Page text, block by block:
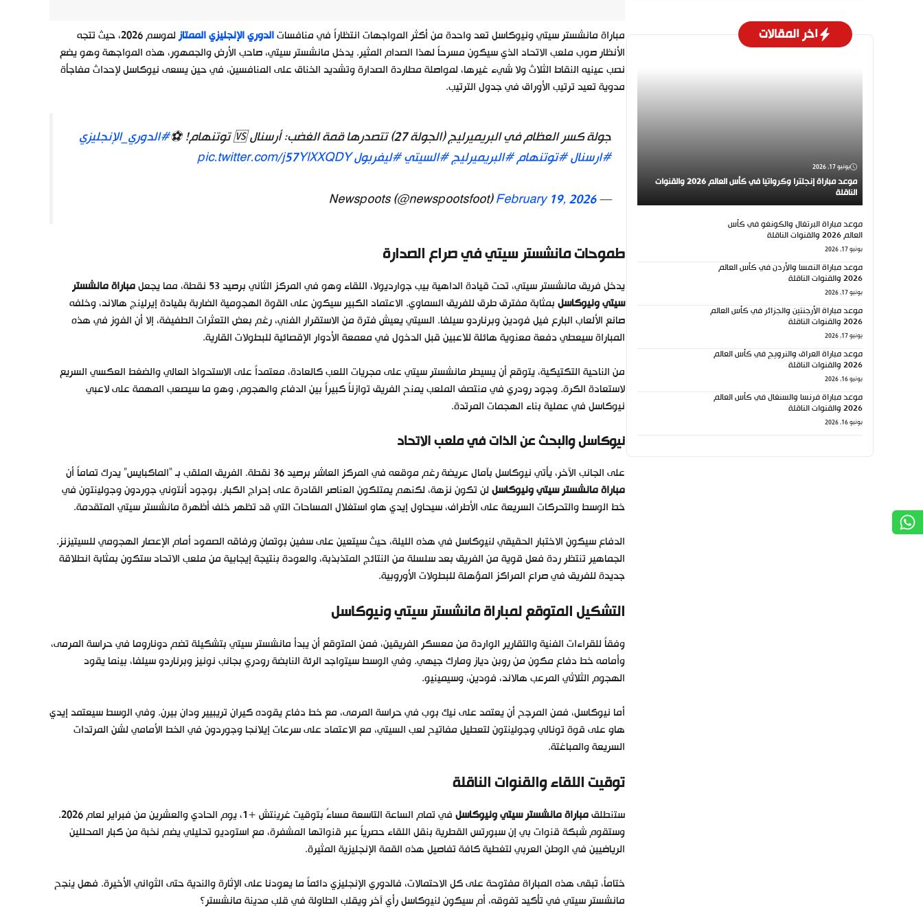
مباراة مانشستر سيتي ونيوكاسل تعد واحدة من أكثر المواجهات انتظاراً في منافساتالدوري الإنجليزي الممتاز
لموسم 2026، حيث تتجه
الأنظار صوب ملعب الاتحاد الذي سيكون مسرحاً لهذا الصدام المثير. يدخل مانشستر سيتي، صاحب الأرض والجمهور، هذه المواجهة وهو يضع
نصب عينيه النقاط الثلاث ولا شيء غيرها، لمواصلة مطاردة الصدارة وتشديد الخناق على المنافسين، في حين يسعى نيوكاسل لإحداث مفاجأة
مدوية تعيد ترتيب الأوراق في جدول الترتيب.
جولة كسر العظام في البريميرليج (الجولة 27) تتصدرها قمة الغضب: أرسنال 🆚 توتنهام! ⚽
#الدوري_الإنجليزي
#ارسنال#توتنهام#البريميرليج#السيتي#ليفربولpic.twitter.com/j57YlXXQDY
— Newspoots (@newspootsfoot)
February 19, 2026
طموحات مانشستر سيتي في صراع الصدارة
يدخل فريق مانشستر سيتي، تحت قيادة الداهية بيب جوارديولا، اللقاء وهو في المركز الثاني برصيد 53 نقطة، مما يجعل
مباراة مانشستر
سيتي ونيوكاسلبمثابة مفترق طرق للفريق السماوي. الاعتماد الكبير سيكون على القوة الهجومية الضاربة بقيادة إيرلينج هالاند، وخلفه
صانع الألعاب البارع فيل فودين وبرناردو سيلفا. السيتي يعيش فترة من الاستقرار الفني، رغم بعض التعثرات الطفيفة، إلا أن الفوز في هذه
المباراة سيعطي دفعة معنوية هائلة للاعبين قبل الدخول في معمعة الأدوار الإقصائية للبطولات القارية.
من الناحية التكتيكية، يتوقع أن يسيطر مانشستر سيتي على مجريات اللعب كالعادة، معتمداً على الاستحواذ العالي والضغط العكسي السريع
لاستعادة الكرة. وجود رودري في منتصف الملعب يمنح الفريق توازناً كبيراً بين الدفاع والهجوم، وهو ما سيصعب المهمة على لاعبي
نيوكاسل في عملية بناء الهجمات المرتدة.
نيوكاسل والبحث عن الذات في ملعب الاتحاد
على الجانب الآخر، يأتي نيوكاسل بآمال عريضة رغم موقعه في المركز العاشر برصيد 36 نقطة. الفريق الملقب بـ “الماكبايس” يدرك تماماً أن
مباراة مانشستر سيتي ونيوكاسللن تكون نزهة، لكنهم يمتلكون العناصر القادرة على إحراج الكبار. بوجود أنتوني جوردون وجولينتون في
خط الوسط والتحركات السريعة على الأطراف، سيحاول إيدي هاو استغلال المساحات التي قد تظهر خلف أظهرة مانشستر سيتي المتقدمة.
الدفاع سيكون الاختبار الحقيقي لنيوكاسل في هذه الليلة، حيث سيتعين على سفين بوتمان ورفاقه الصمود أمام الإعصار الهجومي للسيتيزنز.
الجماهير تنتظر ردة فعل قوية من الفريق بعد سلسلة من النتائج المتذبذبة، والعودة بنتيجة إيجابية من ملعب الاتحاد ستكون بمثابة انطلاقة
جديدة للفريق في صراع المراكز المؤهلة للبطولات الأوروبية.
التشكيل المتوقع لمباراة مانشستر سيتي ونيوكاسل
وفقاً للقراءات الفنية والتقارير الواردة من معسكر الفريقين، فمن المتوقع أن يبدأ مانشستر سيتي بتشكيلة تضم دوناروما في حراسة المرمى،
وأمامه خط دفاع مكون من روبن دياز ومارك جيهي. وفي الوسط سيتواجد الرئة النابضة رودري بجانب نونيز وبرناردو سيلفا، بينما يقود
الهجوم الثلاثي المرعب هالاند، فودين، وسيمينيو.
أما نيوكاسل، فمن المرجح أن يعتمد على نيك بوب في حراسة المرمى، مع خط دفاع يقوده كيران تريبيير ودان بيرن. وفي الوسط سيعتمد إيدي
هاو على قوة تونالي وجولينتون لتعطيل مفاتيح لعب السيتي، مع الاعتماد على سرعات إيلانجا وجوردون في الخط الأمامي لشن المرتدات
السريعة والمباغتة.
توقيت اللقاء والقنوات الناقلة
ستنطلقمباراة مانشستر سيتي ونيوكاسل
في تمام الساعة التاسعة مساءً بتوقيت غرينتش +1، يوم الحادي والعشرين من فبراير لعام 2026.
وستقوم شبكة قنوات بي إن سبورتس القطرية بنقل اللقاء حصرياً عبر قنواتها المشفرة، مع استوديو تحليلي يضم نخبة من كبار المحللين
الرياضيين في الوطن العربي لتغطية كافة تفاصيل هذه القمة الإنجليزية المثيرة.
ختاماً، تبقى هذه المباراة مفتوحة على كل الاحتمالات، فالدوري الإنجليزي دائماً ما يعودنا على الإثارة والندية حتى الثواني الأخيرة. فهل ينجح
مانشستر سيتي في تأكيد تفوقه، أم سيكون لنيوكاسل رأي آخر ويقلب الطاولة في قلب مدينة مانشستر؟
اخر المقالات
يونيو 17, 2026
موعد مباراة إنجلترا وكرواتيا في كأس العالم 2026 والقنوات
الناقلة
موعد مباراة البرتغال والكونغو في كأس
العالم 2026 والقنوات الناقلة
يونيو 17, 2026
موعد مباراة النمسا والأردن في كأس العالم
2026 والقنوات الناقلة
يونيو 17, 2026
موعد مباراة الأرجنتين والجزائر في كأس العالم
2026 والقنوات الناقلة
يونيو 17, 2026
موعد مباراة العراق والنرويج في كأس العالم
2026 والقنوات الناقلة
يونيو 16, 2026
موعد مباراة فرنسا والسنغال في كأس العالم
2026 والقنوات الناقلة
يونيو 16, 2026